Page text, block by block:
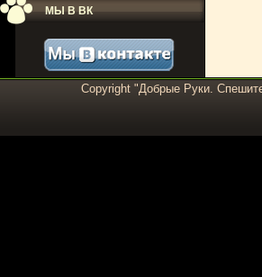
МЫ В ВК
Copyright "Добрые Руки.